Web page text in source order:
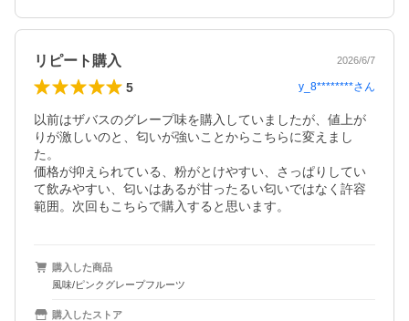
リピート購入 2026/6/7
5 y_8********さん
以前はザバスのグレープ味を購入していましたが、値上が
りが激しいのと、匂いが強いことからこちらに変えまし
た。
価格が抑えられている、粉がとけやすい、さっぱりしてい
て飲みやすい、匂いはあるが甘ったるい匂いではなく許容
範囲。次回もこちらで購入すると思います。
購入した商品
風味/ピンクグレープフルーツ
購入したストア